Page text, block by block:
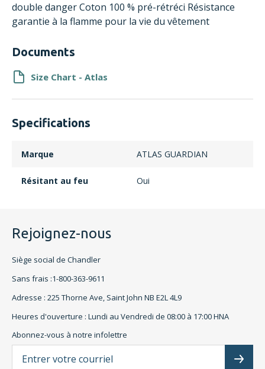
double danger Coton 100 % pré-rétréci Résistance
garantie à la flamme pour la vie du vêtement
Documents
Size Chart - Atlas
Specifications
Marque ATLAS GUARDIAN
Résitant au feu Oui
Rejoignez-nous
Siège social de Chandler
Sans frais :1-800-363-9611
Adresse : 225 Thorne Ave, Saint John NB E2L 4L9
Heures d'ouverture : Lundi au Vendredi de 08:00 à 17:00 HNA
Abonnez-vous à notre infolettre